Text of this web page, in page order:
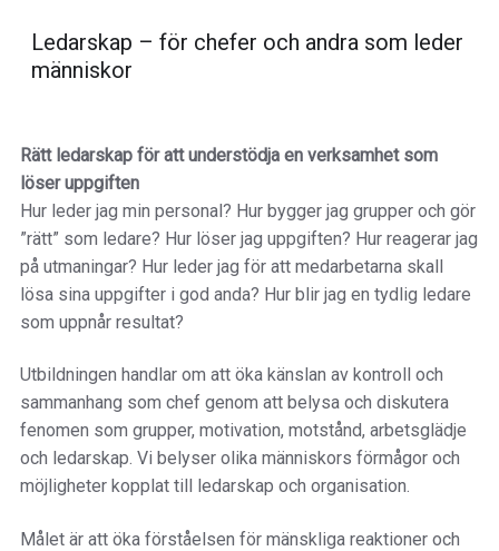
Ledarskap – för chefer och andra som leder
människor
Rätt ledarskap för att understödja en verksamhet som
löser uppgiften
Hur leder jag min personal? Hur bygger jag grupper och gör
”rätt” som ledare? Hur löser jag uppgiften? Hur reagerar jag
på utmaningar? Hur leder jag för att medarbetarna skall
lösa sina uppgifter i god anda? Hur blir jag en tydlig ledare
som uppnår resultat?
Utbildningen handlar om att öka känslan av kontroll och
sammanhang som chef genom att belysa och diskutera
fenomen som grupper, motivation, motstånd, arbetsglädje
och ledarskap. Vi belyser olika människors förmågor och
möjligheter kopplat till ledarskap och organisation.
Målet är att öka förståelsen för mänskliga reaktioner och